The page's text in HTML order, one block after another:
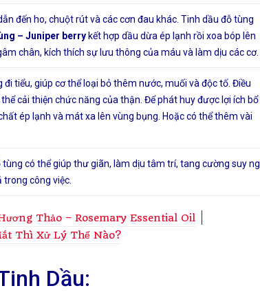
đến ho, chuột rút và các cơn đau khác. Tinh dầu đỗ tùng
– Juniper berry kết hợp dầu dừa ép lạnh rồi xoa bóp lên
chân, kích thích sự lưu thông của máu và làm dịu các cơ.
tiểu, giúp cơ thể loại bỏ thêm nước, muối và độc tố. Điều
cải thiện chức năng của thận. Để phát huy được lợi ích bổ
ép lạnh và mát xa lên vùng bụng. Hoặc có thể thêm vài
có thể giúp thư giãn, làm dịu tâm trí, tang cường suy
công việc.
Thảo – Rosemary Essential Oil
Thì Xử Lý Thế Nào?
Dầu: